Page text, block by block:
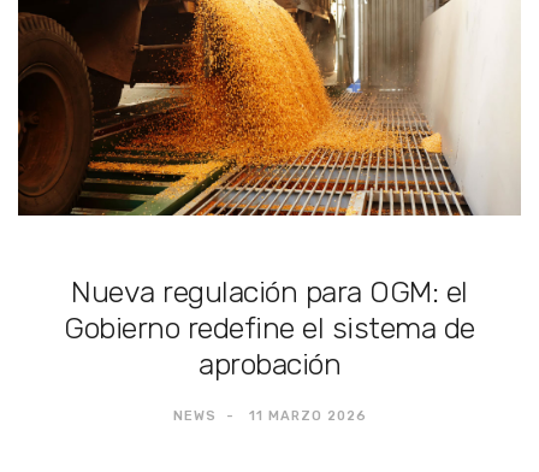
Nueva regulación para OGM: el
Gobierno redefine el sistema de
aprobación
NEWS 11 MARZO 2026